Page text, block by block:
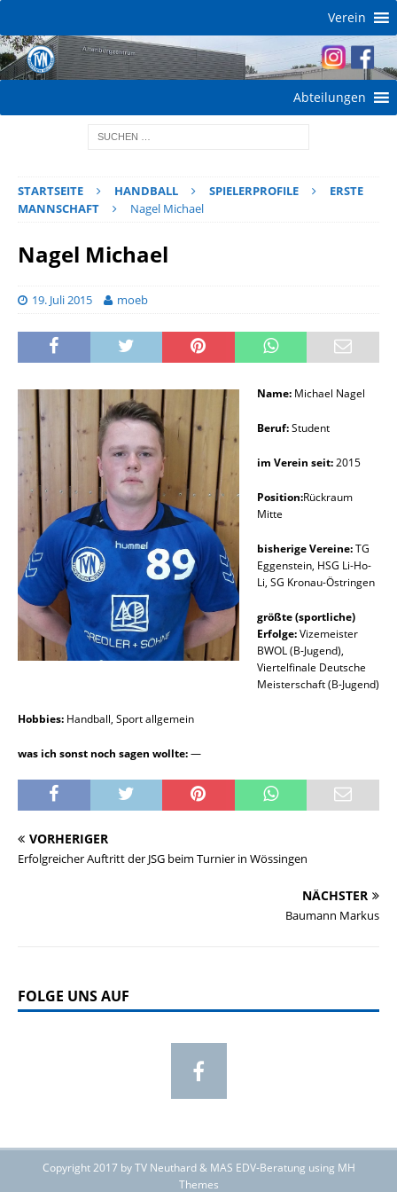
Verein
Abteilungen
STARTSEITE HANDBALL SPIELERPROFILE
ERSTE
MANNSCHAFT
Nagel Michael
Nagel Michael
19. Juli 2015 moeb
Name: Michael Nagel
Beruf:Student
im Verein seit:2015
Position:Rückraum
Mitte
bisherige Vereine:TG
Eggenstein, HSG Li-Ho-
Li, SG Kronau-Östringen
größte (sportliche)
Erfolge:Vizemeister
BWOL (B-Jugend),
Viertelfinale Deutsche
Meisterschaft (B-Jugend)
Hobbies: Handball, Sport allgemein
was ich sonst noch sagen wollte:—
VORHERIGER
Erfolgreicher Auftritt der JSG beim Turnier in Wössingen
NÄCHSTER
Baumann Markus
FOLGE UNS AUF
Copyright 2017 by TV Neuthard & MAS EDV-Beratung using MH
Themes